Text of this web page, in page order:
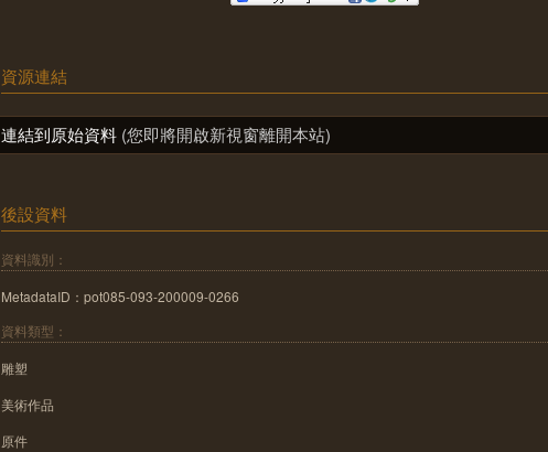
資源連結
連結到原始資料 (您即將開啟新視窗離開本站)
後設資料
資料識別：
MetadataID：pot085-093-200009-0266
資料類型：
雕塑
美術作品
原件